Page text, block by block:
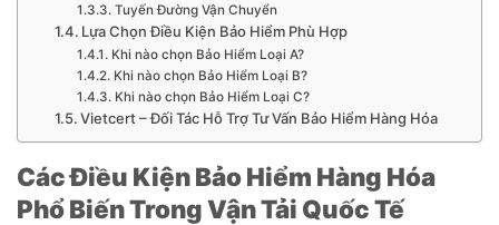
Tuyến Đường Vận Chuyển
Lựa Chọn Điều Kiện Bảo Hiểm Phù Hợp
Khi nào chọn Bảo Hiểm Loại A?
Khi nào chọn Bảo Hiểm Loại B?
Khi nào chọn Bảo Hiểm Loại C?
Vietcert – Đối Tác Hỗ Trợ Tư Vấn Bảo Hiểm Hàng Hóa
Các Điều Kiện Bảo Hiểm Hàng Hóa
Phổ Biến Trong Vận Tải Quốc Tế